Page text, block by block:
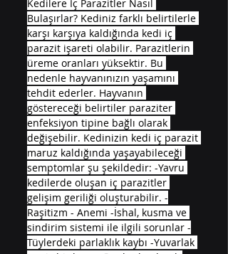
Kedilere İç Parazitler Nasıl
Bulaşırlar? Kediniz farklı belirtilerle
karşı karşıya kaldığında kedi iç
parazit işareti olabilir. Parazitlerin
üreme oranları yüksektir. Bu
nedenle hayvanınızın yaşamını
tehdit ederler. Hayvanın
göstereceği belirtiler paraziter
enfeksiyon tipine bağlı olarak
değişebilir. Kedinizin kedi iç parazit
maruz kaldığında yaşayabileceği
semptomlar şu şekildedir: -Yavru
kedilerde oluşan iç parazitler
gelişim geriliği oluşturabilir. -
Raşitizm - Anemi -İshal, kusma ve
sindirim sistemi ile ilgili sorunlar -
Tüylerdeki parlaklık kaybı -Yuvarlak